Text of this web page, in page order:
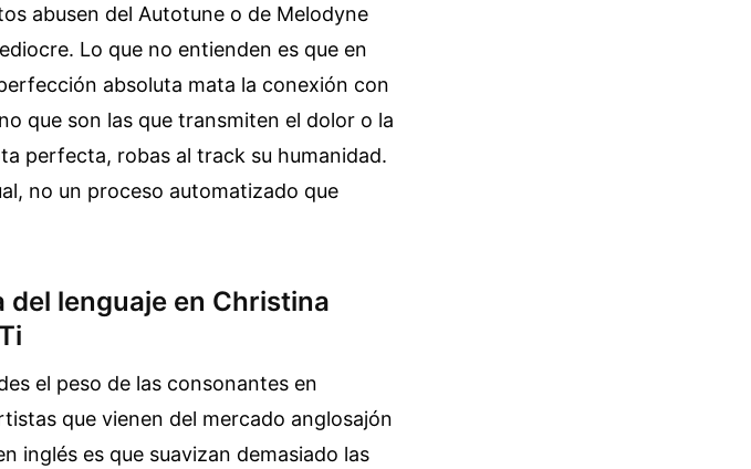
abusen del Autotune o de Melodyne
Lo que no entienden es que en
absoluta mata la conexión con
que son las que transmiten el dolor o la
perfecta, robas al track su humanidad.
no un proceso automatizado que
lenguaje en Christina
el peso de las consonantes en
que vienen del mercado anglosajón
inglés es que suavizan demasiado las